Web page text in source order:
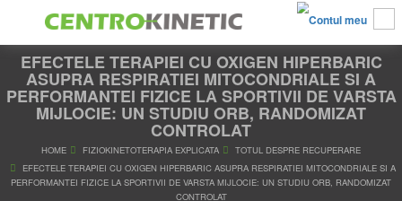
EFECTELE TERAPIEI CU OXIGEN HIPERBARIC
ASUPRA RESPIRATIEI MITOCONDRIALE SI A
PERFORMANTEI FIZICE LA SPORTIVII DE VARSTA
MIJLOCIE: UN STUDIU ORB, RANDOMIZAT
CONTROLAT
HOME FIZIOKINETOTERAPIA EXPLICATA
TOTUL DESPRE